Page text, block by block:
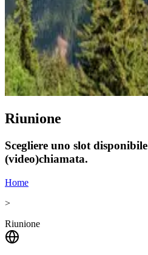
Riunione
Scegliere uno slot
(video)chiamata.
Home
>
Riunione